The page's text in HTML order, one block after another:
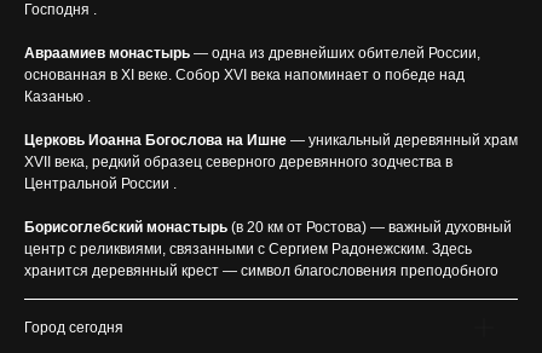
Господня .
Авраамиев монастырь — одна из древнейших обителей России,
основанная в XI веке. Собор XVI века напоминает о победе над
Казанью .
Церковь Иоанна Богослова на Ишне — уникальный деревянный храм
XVII века, редкий образец северного деревянного зодчества в
Центральной России .
Борисоглебский монастырь (в 20 км от Ростова) — важный духовный
центр с реликвиями, связанными с Сергием Радонежским. Здесь
хранится деревянный крест — символ благословения преподобного
Город сегодня